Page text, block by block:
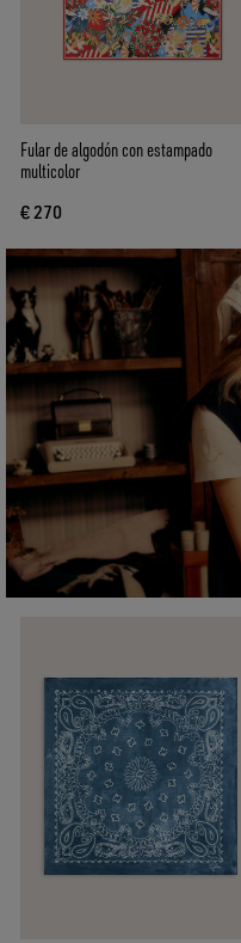
Fular de algodón con estampado
multicolor
€ 270